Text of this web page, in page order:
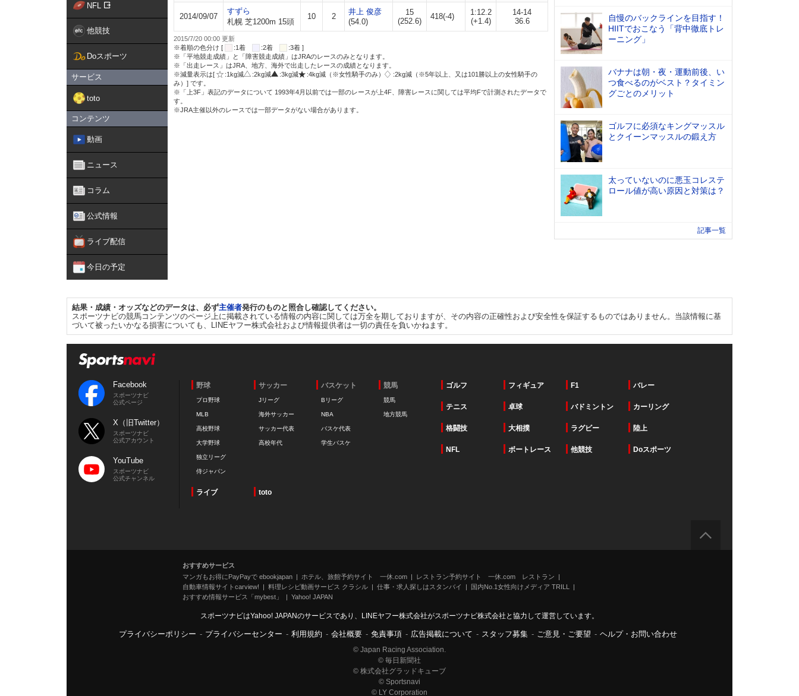
NFL
他競技
Doスポーツ
サービス
toto
コンテンツ
動画
ニュース
コラム
公式情報
ライブ配信
今日の予定
2014/09/07
すずら
札幌 芝1200m 15頭
10 2
井上 俊彦
(54.0)
15
(252.6)
418(-4)
1:12.2
(+1.4)
14-14
36.6
2015/7/20 00:00 更新
※着順の色分け [
:1着 :2着
:3着 ]
※「平地競走成績」と「障害競走成績」はJRAのレースのみとなります。
※「出走レース」はJRA、地方、海外で出走したレースの成績となります。
※減量表示は[
:1kg減 :2kg減 :3kg減 :4kg減（※女性騎手のみ）
:2kg減（※5年以上、又は101勝以上の女性騎手の
み）] です。
※「上3F」表記のデータについて 1993年4月以前では一部のレースが上4F、障害レースに関しては平均Fで計測されたデータで
す。
※JRA主催以外のレースでは一部データがない場合があります。
自慢のバックラインを目指す！
HIITでおこなう「背中徹底トレ
ーニング」
バナナは朝・夜・運動前後、い
つ食べるのがベスト？タイミン
グごとのメリット
ゴルフに必須なキングマッスル
とクイーンマッスルの鍛え方
太っていないのに悪玉コレステ
ロール値が高い原因と対策は？
記事一覧
結果・成績・オッズなどのデータは、必ず主催者発行のものと照合し確認してください。
スポーツナビの競馬コンテンツのページ上に掲載されている情報の内容に関しては万全を期しておりますが、その内容の正確性および安全性を保証するものではありません。当該情報に基
づいて被ったいかなる損害についても、LINEヤフー株式会社および情報提供者は一切の責任を負いかねます。
Facebook
スポーツナビ
公式ページ
X（旧Twitter）
スポーツナビ
公式アカウント
YouTube
スポーツナビ
公式チャンネル
野球
プロ野球
MLB
高校野球
大学野球
独立リーグ
侍ジャパン
サッカー
Jリーグ
海外サッカー
サッカー代表
高校年代
バスケット
Bリーグ
NBA
バスケ代表
学生バスケ
競馬
競馬
地方競馬
ゴルフ フィギュア F1 バレー
テニス 卓球 バドミントン カーリング
格闘技 大相撲 ラグビー 陸上
NFL ボートレース 他競技 Doスポーツ
ライブ toto
おすすめサービス
マンガもお得にPayPayで ebookjapan
ホテル、旅館予約サイト 一休.com
レストラン予約サイト 一休.com レストラン
自動車情報サイトcarview!
料理レシピ動画サービス クラシル 仕事・求人探しはスタンバイ
国内No.1女性向けメディア TRILL
おすすめ情報サービス「mybest」
Yahoo! JAPAN
スポーツナビはYahoo! JAPANのサービスであり、LINEヤフー株式会社がスポーツナビ株式会社と協力して運営しています。
プライバシーポリシー - プライバシーセンター - 利用規約 - 会社概要 - 免責事項 - 広告掲載について - スタッフ募集 - ご意見・ご要望 - ヘルプ・お問い合わせ
© Japan Racing Association.
© 毎日新聞社
© 株式会社グラッドキューブ
© Sportsnavi
© LY Corporation